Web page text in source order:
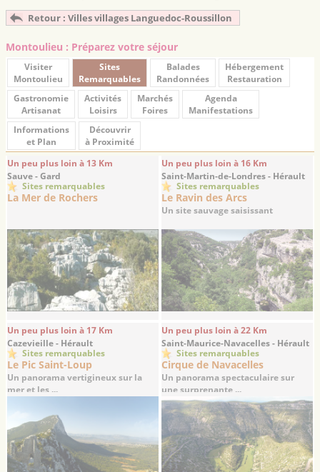
Retour : Villes villages Languedoc-Roussillon
Montoulieu : Préparez votre séjour
Visiter
Montoulieu
Sites
Remarquables
Balades
Randonnées
Hébergement
Restauration
Gastronomie
Artisanat
Activités
Loisirs
Marchés
Foires
Agenda
Manifestations
Informations
et Plan
Découvrir
à Proximité
Un peu plus loin à 13 Km
Sauve - Gard
Sites remarquables
La Mer de Rochers
Un peu plus loin à 16 Km
Saint-Martin-de-Londres - Hérault
Sites remarquables
Le Ravin des Arcs
Un site sauvage saisissant
Un peu plus loin à 17 Km
Cazevieille - Hérault
Sites remarquables
Le Pic Saint-Loup
Un panorama vertigineux sur la
mer et les ...
Un peu plus loin à 22 Km
Saint-Maurice-Navacelles - Hérault
Sites remarquables
Cirque de Navacelles
Un panorama spectaculaire sur
une surprenante ...